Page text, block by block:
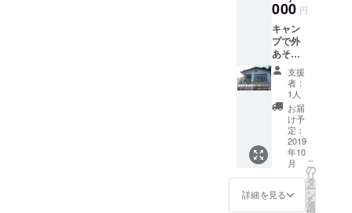
4）キャ
ンプサ
ミット
当日に
行われ
る「八
丸トー
ナメン
ト」へ
の出場
権で
す。
トーナ
メント
の内容
は「火
ナイフ
研ぎ」
や「八
丸こだ
わりの
火起こ
し」な
ど、
キャン
プに関
するお
悩み・
技術相
談な
丸さん
丸こだ
わりの
火起こ
し」な
ど、
キャン
プに関
するお
悩み・
技術相
談な
ど、八
丸さん
のワン
トレッ
ては予
おりま
す秋鮭
メス3キ
ロの受
付を早
期で終
了する
場合が
ござい
ます。
ご心配
な方は
お問い
合わせ
は間違
いあり
ませ
ん。 ・
焼き台
貸し出
（網・
火はさ
み付
き） ・
宿泊さ
れる場
合は、
キャン
プギア
プグッ
ツまる
ごとレ
ンタル
（・
ツーリ
ングテ
ント
（240×
210cm
サイ
ズ）×１
張 ・テ
ント
マット×
１組 ・
000 円
キャン
プで外
あそび
するの
は大好
きだけ
ど、落
ち着け
る「俺
の部
屋」み
たいな
空間が
欲しい
んだよ
支援
者：
1人
お届
け予
定：
2019
年10
月
詳細を見る
こ
の
リ
タ
ー
ン
を
選